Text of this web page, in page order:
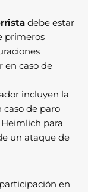
debe estar
primeros
en caso de
incluyen la
de paro
para
un ataque de
en